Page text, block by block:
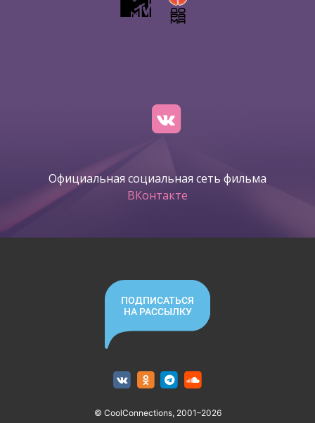
Официальная социальная сеть фильма
ВКонтакте
ПОДПИСАТЬСЯ
НА РАССЫЛКУ
© CoolConnections, 2001–2026